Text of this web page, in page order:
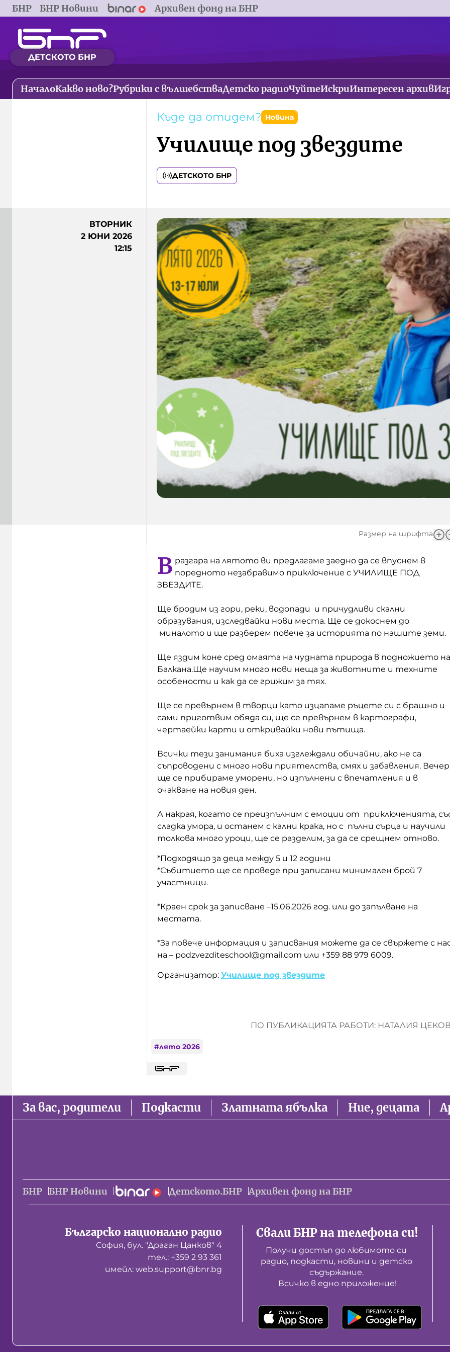
БНР БНР Новини Архивен фонд на БНР
ДЕТСКОТО БНР
НачалоКакво ново?Рубрики с вълшебстваДетско радиоЧуйтеИскриИнтересен архив
Къде да отидем? Новина
Училище под звездите
ДЕТСКОТО БНР
ВТОРНИК
2 ЮНИ 2026
12:15
Размер на шрифта
В разгара на лятото ви предлагаме заедно да се впуснем в
поредното незабравимо приключение с УЧИЛИЩЕ ПОД
ЗВЕЗДИТЕ.
Ще бродим из гори, реки, водопади и причудливи скални
образувания, изследвайки нови места. Ще се докоснем до
миналото и ще разберем повече за историята по нашите земи.
Ще яздим коне сред омаята на чудната природа в подножието на
Балкана.Ще научим много нови неща за животните и техните
особености и как да се грижим за тях.
Ще се превърнем в творци като изцапаме ръцете си с брашно и
сами приготвим обяда си, ще се превърнем в картографи,
чертаейки карти и откривайки нови пътища.
Всички тези занимания биха изглеждали обичайни, ако не са
съпроводени с много нови приятелства, смях и забавления. Вечер
ще се прибираме уморени, но изпълнени с впечатления и в
очакване на новия ден.
А накрая, когато се преизпълним с емоции от приключенията,
сладка умора, и останем с кални крака, но с пълни сърца и научили
толкова много уроци, ще се разделим, за да се срещнем отново.
*Подходящо за деца между 5 и 12 години
*Събитието ще се проведе при записани минимален брой 7
участници.
*Краен срок за записване –15.06.2026 год. или до запълване на
местата.
*За повече информация и записвания можете да се свържете с
на – podzvezditeschool@gmail.com или +359 88 979 6009.
Организатор: Училище под звездите
ПО ПУБЛИКАЦИЯТА РАБОТИ: НАТАЛИЯ
#лято 2026
За вас, родители Подкасти Златната ябълка Ние, децата
БНР БНР Новини Детското.БНР Архивен фонд на БНР
Българско национално радио
София, бул. "Драган Цанков" 4
тел.: +359 2 93 361
имейл: web.support@bnr.bg
Свали БНР на телефона си!
Получи достъп до любимото си
радио, подкасти, новини и детско
съдържание.
Всичко в едно приложение!